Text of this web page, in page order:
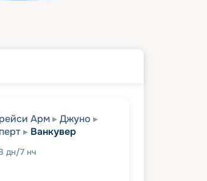
Арм
Джуно
Ванкувер
дн/7 нч